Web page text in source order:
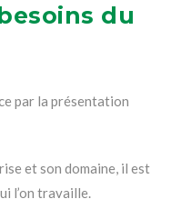
du
par la présentation
et son domaine, il est
l’on travaille.